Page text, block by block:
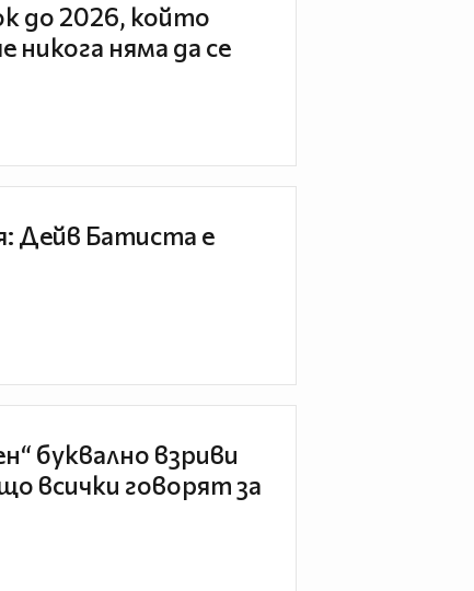
до 2026, който
никога няма да се
Дейв Батиста е
буквално взриви
всички говорят за